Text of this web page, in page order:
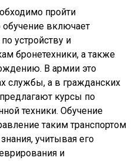
пройти
обучение включает
устройству и
бронетехники, а также
В армии это
службы, а в гражданских
курсы по
техники. Обучение
таким транспортом
учитывая его
и